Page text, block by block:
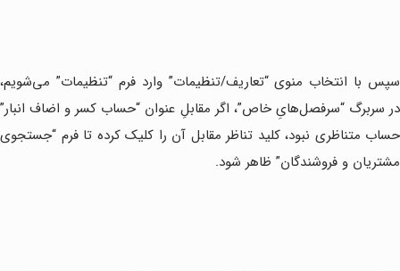
سپس با انتخاب منوی “تعاریف/تنظیمات” وارد فرم “تنظیمات” می‌شویم،
در سربرگ “سرفصل‌هایِ خاص”، اگر مقابلِ عنوان “حساب کسر و اضاف انبار”
حساب متناظری نبود، کلید تناظر مقابل آن را کلیک کرده تا فرم “جستجوی
مشتریان و فروشندگان” ظاهر شود.